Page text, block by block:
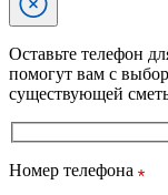
Оставьте телефон
помогут вам с
существующей
Номер телефона